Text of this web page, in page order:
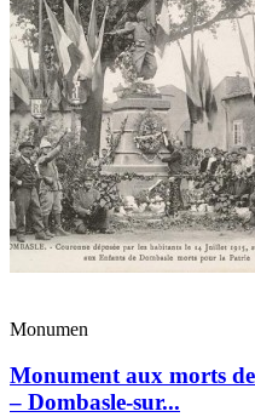
Monumen
Monument aux morts
– Dombasle-sur...